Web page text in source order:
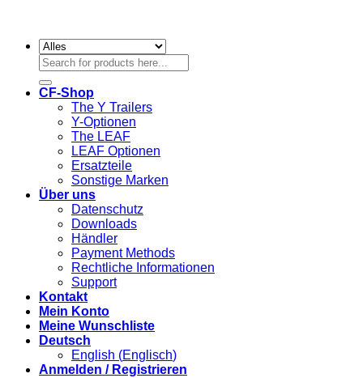
Suchen
nach:
CF-Shop
The Y Trailers
Y-Optionen
The LEAF
LEAF Optionen
Ersatzteile
Sonstige Marken
Über uns
Datenschutz
Downloads
Händler
Payment Methods
Rechtliche Informationen
Support
Kontakt
Mein Konto
Meine Wunschliste
Deutsch
English (Englisch)
Anmelden / Registrieren